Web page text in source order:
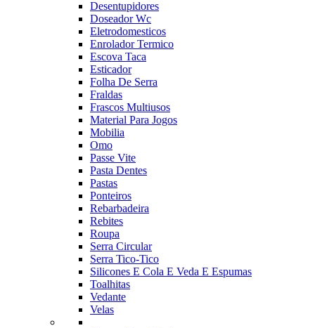
Desentupidores
Doseador Wc
Eletrodomesticos
Enrolador Termico
Escova Taca
Esticador
Folha De Serra
Fraldas
Frascos Multiusos
Material Para Jogos
Mobilia
Omo
Passe Vite
Pasta Dentes
Pastas
Ponteiros
Rebarbadeira
Rebites
Roupa
Serra Circular
Serra Tico-Tico
Silicones E Cola E Veda E Espumas
Toalhitas
Vedante
Velas